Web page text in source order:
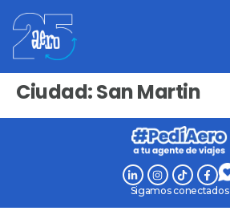
Ciudad:San Martin
Sigamos conectados